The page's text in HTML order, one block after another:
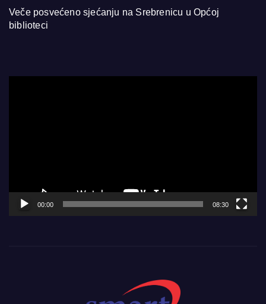
Veče posvećeno sjećanju na Srebrenicu u Općoj
biblioteci
00:00 08:30